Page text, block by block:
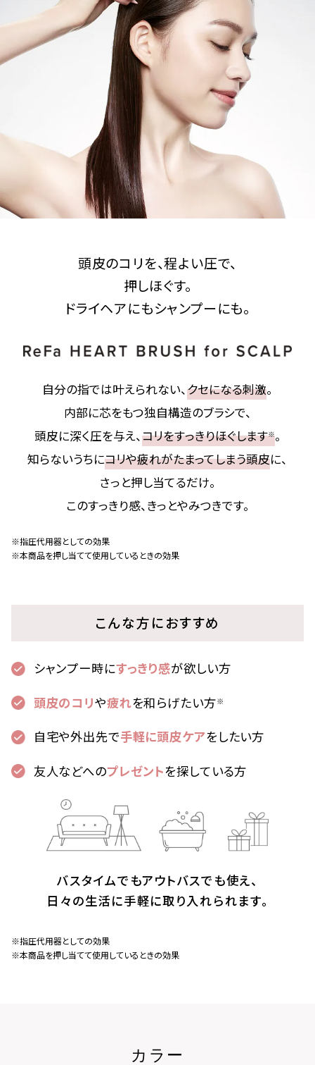
頭皮のコリを、程よい圧で、
押しほぐす。
ドライヘアにもシャンプーにも。
自分の指では叶えられない、クセになる刺激。
内部に芯をもつ独自構造のブラシで、
頭皮に深く圧を与え、コリをすっきりほぐします※。
知らないうちにコリや疲れがたまってしまう頭皮に、
さっと押し当てるだけ。
このすっきり感、きっとやみつきです。
※指圧代用器としての効果
※本商品を押し当てて使用しているときの効果
こんな方におすすめ
シャンプー時にすっきり感が欲しい方
頭皮のコリや疲れを和らげたい方※
自宅や外出先で手軽に頭皮ケアをしたい方
友人などへのプレゼントを探している方
バスタイムでもアウトバスでも使え、
日々の生活に手軽に取り入れられます。
※指圧代用器としての効果
※本商品を押し当てて使用しているときの効果
カラー